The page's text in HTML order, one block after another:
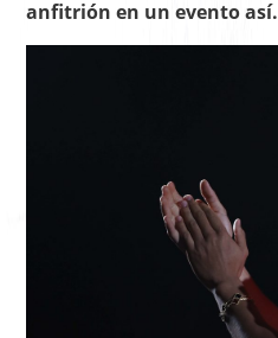
anfitrión en un evento así.